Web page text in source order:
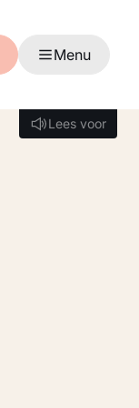
Menu
Lees voor
Lees voor